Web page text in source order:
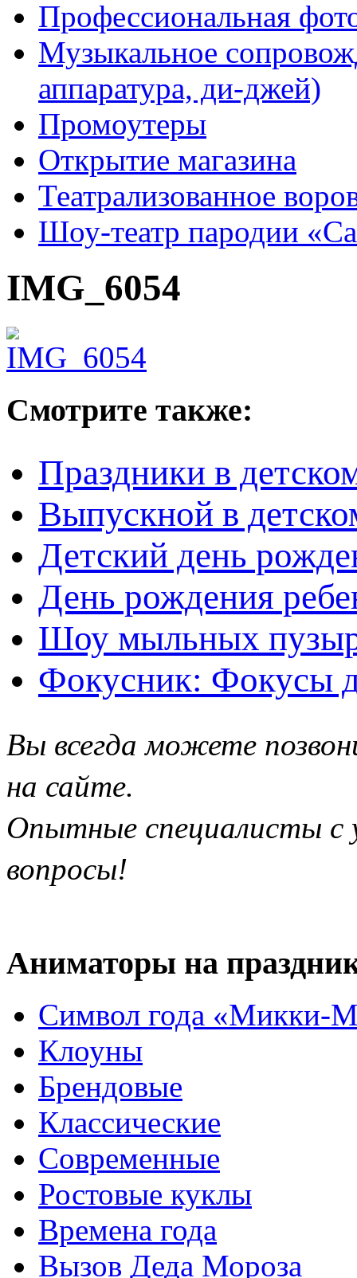
Профессиональная
Музыкальное
аппаратура, ди-джей)
Промоутеры
Открытие магазина
Театрализованное
Шоу-театр пародии
IMG_6054
Смотрите также:
Праздники в
Выпускной в
Детский день
День рождения
Шоу мыльных
Фокусник: Фокусы
Вы всегда можете
на сайте.
Опытные специалисты с
вопросы!
Аниматоры на
Символ года «Микки-
Клоуны
Брендовые
Классические
Современные
Ростовые куклы
Времена года
Вызов Деда Мороза